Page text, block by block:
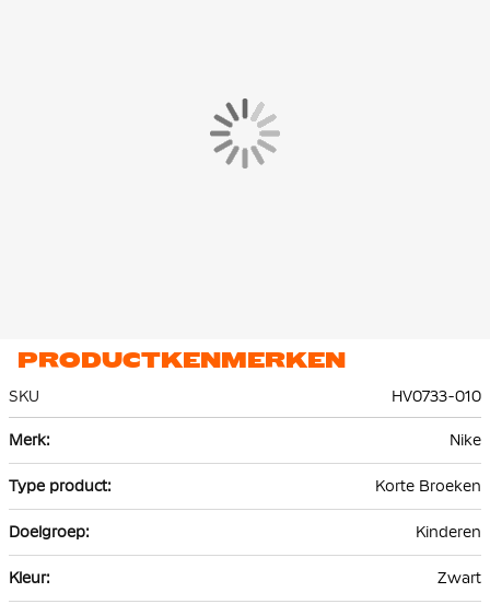
PRODUCTKENMERKEN
SKU
HV0733-010
informatie
Nike
Korte Broeken
Kinderen
Zwart